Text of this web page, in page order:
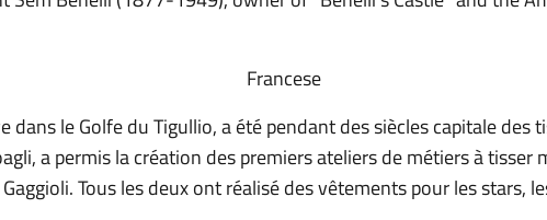
Francese
dans le Golfe du Tigullio, a été pendant des siècles capitale des
a permis la création des premiers ateliers de métiers à tisser
Tous les deux ont réalisé des vêtements pour les stars,